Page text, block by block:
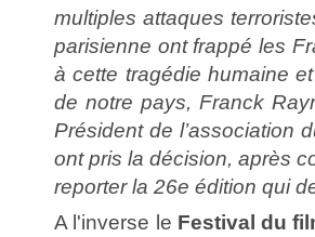
multiples attaques
parisienne ont frappé les
à cette tragédie humaine
de notre pays, Franck
Président de l’association
ont pris la décision, après
reporter la 26e édition qui
A l'inverse le Festival du